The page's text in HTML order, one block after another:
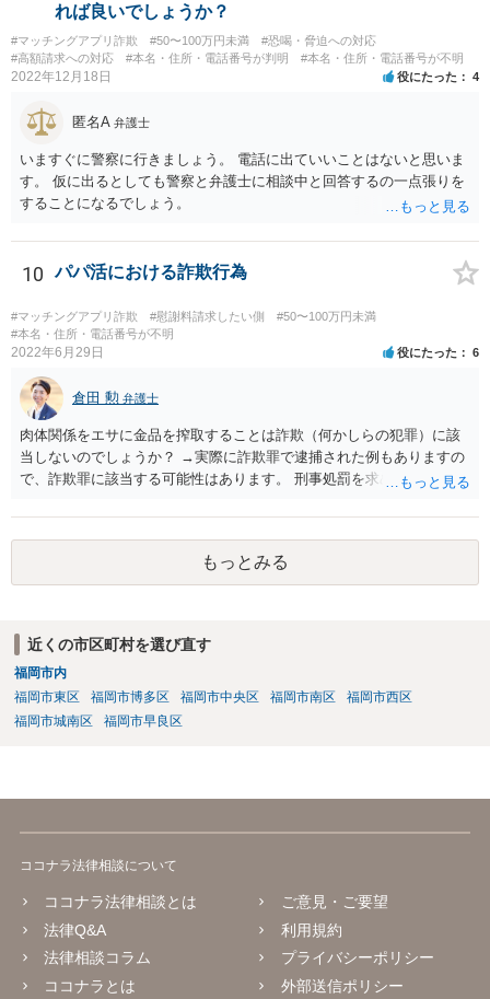
れば良いでしょうか？
#マッチングアプリ詐欺 #50〜100万円未満
#恐喝・脅迫への対応
#高額請求への対応
#本名・住所・電話番号が判明 #本名・住所・電話番号が不明
2022年12月18日 役にたった 4
匿名A 弁護士
いますぐに警察に行きましょう。 電話に出ていいことはないと思いま
す。 仮に出るとしても警察と弁護士に相談中と回答するの一点張りを
することになるでしょう。
10 パパ活における詐欺行為
#マッチングアプリ詐欺 #慰謝料請求したい側
#50〜100万円未満
#本名・住所・電話番号が不明
2022年6月29日 役にたった 6
倉田 勲 弁護士
肉体関係をエサに金品を搾取することは詐欺（何かしらの犯罪）に該
当しないのでしょうか？ →実際に詐欺罪で逮捕された例もありますの
で、詐欺罪に該当する可能性はあります。 刑事処罰を求めたいという
もっとみる
近くの市区町村を選び直す
福岡市内
福岡市東区
福岡市博多区 福岡市中央区 福岡市南区
福岡市西区
福岡市城南区
福岡市早良区
ココナラ法律相談について
ココナラ法律相談とは
法律Q&A
法律相談コラム
ココナラとは
ご意見・ご要望
利用規約
プライバシーポリシー
外部送信ポリシー